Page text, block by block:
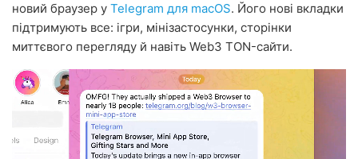
новий браузер у Telegram для macOS. Його нові вкладки
підтримують все: ігри, мінізастосунки, сторінки
миттєвого перегляду й навіть Web3 TON-сайти.